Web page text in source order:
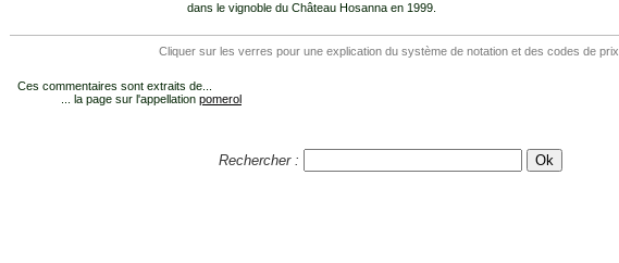
dans le vignoble du Château Hosanna en 1999.
Cliquer sur les verres pour une explication du système de notation et des codes de prix.
Ces commentaires sont extraits de...
... la page sur l'appellation pomerol
Rechercher :